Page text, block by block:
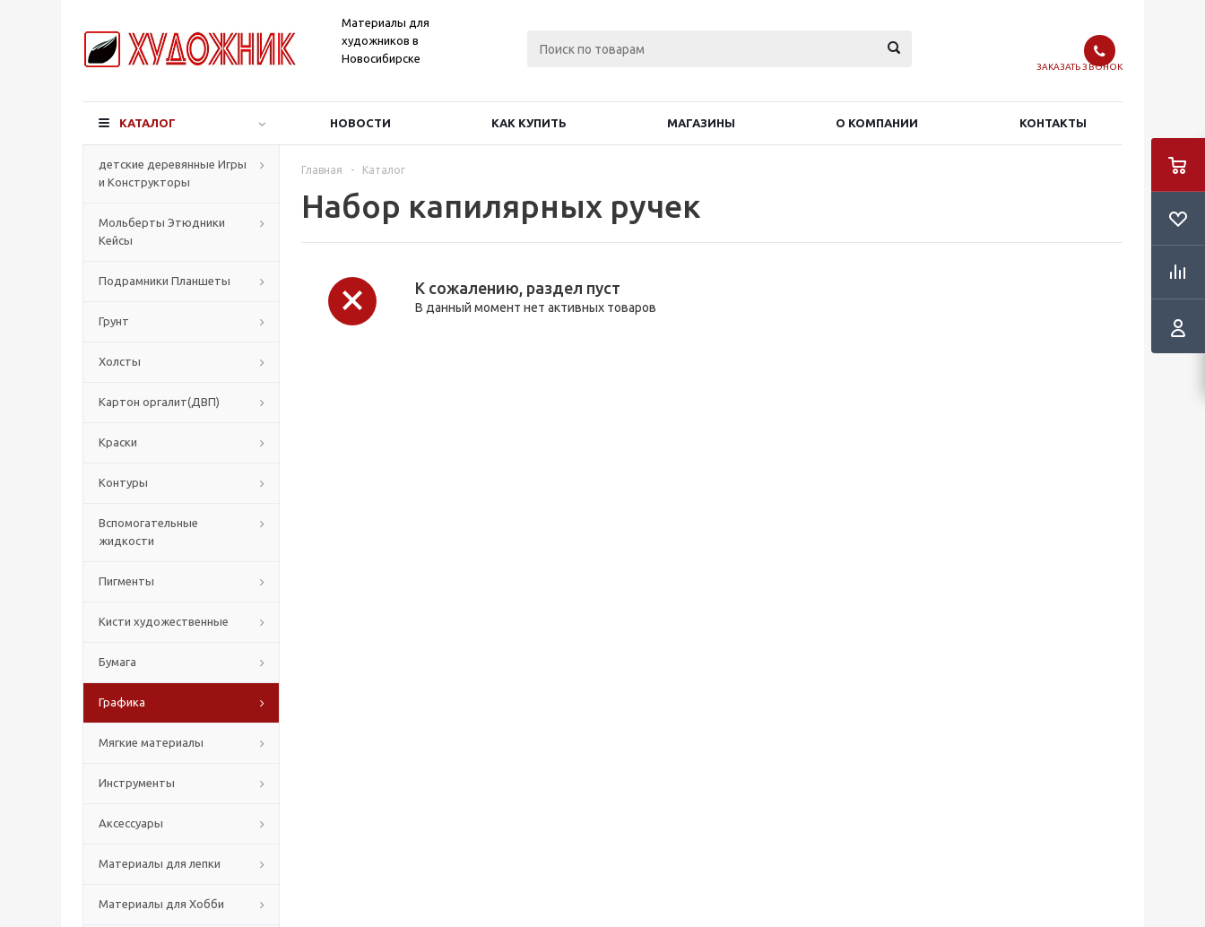
Материалы для
художников в
Новосибирске
ЗАКАЗАТЬ ЗВОНОК
КАТАЛОГ НОВОСТИ КАК КУПИТЬ МАГАЗИНЫ О КОМПАНИИ КОНТАКТЫ
детские деревянные Игры
и Конструкторы
Мольберты Этюдники
Кейсы
Подрамники Планшеты
Грунт
Холсты
Картон оргалит(ДВП)
Краски
Контуры
Вспомогательные
жидкости
Пигменты
Кисти художественные
Бумага
Графика
Мягкие материалы
Инструменты
Аксессуары
Материалы для лепки
Материалы для Хобби
Главная - Каталог
Набор капилярных ручек
К сожалению, раздел пуст
В данный момент нет активных товаров